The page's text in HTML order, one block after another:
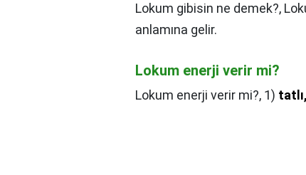
Lokum gibisin ne demek?,
anlamına gelir.
Lokum enerji verir mi?
Lokum enerji verir mi?, 1)